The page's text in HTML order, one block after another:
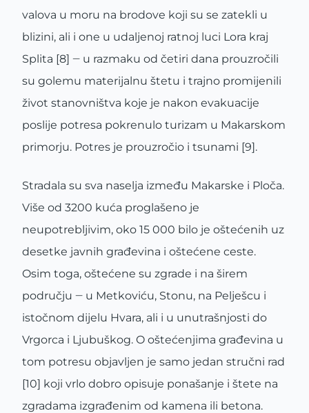
valova u moru na brodove koji su se zatekli u
blizini, ali i one u udaljenoj ratnoj luci Lora kraj
Splita [8] ‒ u razmaku od četiri dana prouzročili
su golemu materijalnu štetu i trajno promijenili
život stanovništva koje je nakon evakuacije
poslije potresa pokrenulo turizam u Makarskom
primorju. Potres je prouzročio i tsunami [9].
Stradala su sva naselja između Makarske i Ploča.
Više od 3200 kuća proglašeno je
neupotrebljivim, oko 15 000 bilo je oštećenih uz
desetke javnih građevina i oštećene ceste.
Osim toga, oštećene su zgrade i na širem
području ‒ u Metkoviću, Stonu, na Pelješcu i
istočnom dijelu Hvara, ali i u unutrašnjosti do
Vrgorca i Ljubuškog. O oštećenjima građevina u
tom potresu objavljen je samo jedan stručni rad
[10] koji vrlo dobro opisuje ponašanje i štete na
zgradama izgrađenim od kamena ili betona.